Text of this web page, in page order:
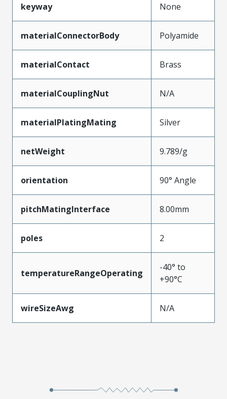
keyway None
materialConnectorBody Polyamide
materialContact Brass
materialCouplingNut N/A
materialPlatingMating Silver
netWeight 9.789/g
orientation 90° Angle
pitchMatingInterface 8.00mm
poles 2
temperatureRangeOperating
-40° to
+90°C
wireSizeAwg N/A